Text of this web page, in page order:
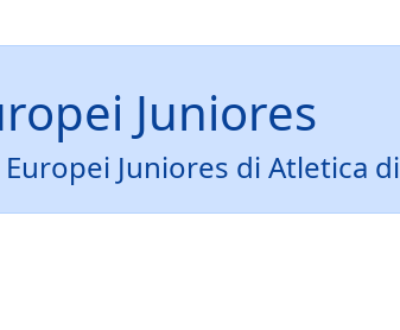
Juniores
Juniores di Atletica